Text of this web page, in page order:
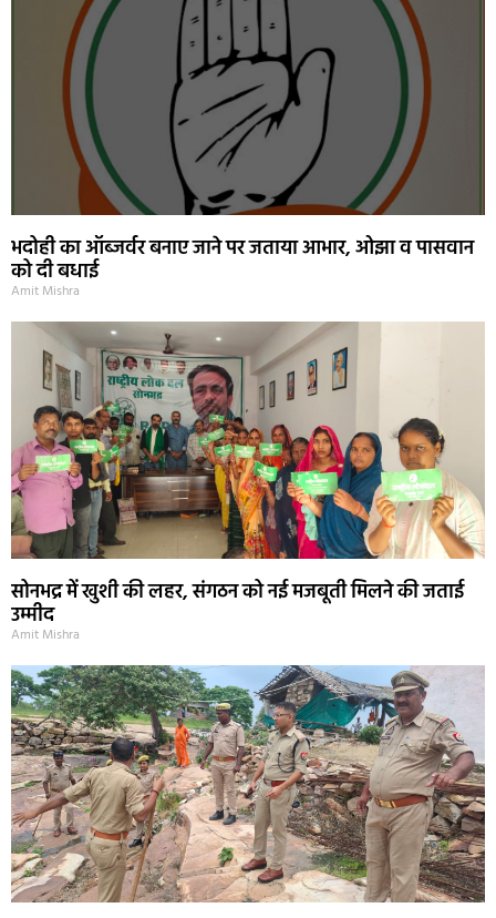
भदोही का ऑब्जर्वर बनाए जाने पर जताया आभार, ओझा व पासवान
को दी बधाई
Amit Mishra
सोनभद्र में खुशी की लहर, संगठन को नई मजबूती मिलने की जताई
उम्मीद
Amit Mishra